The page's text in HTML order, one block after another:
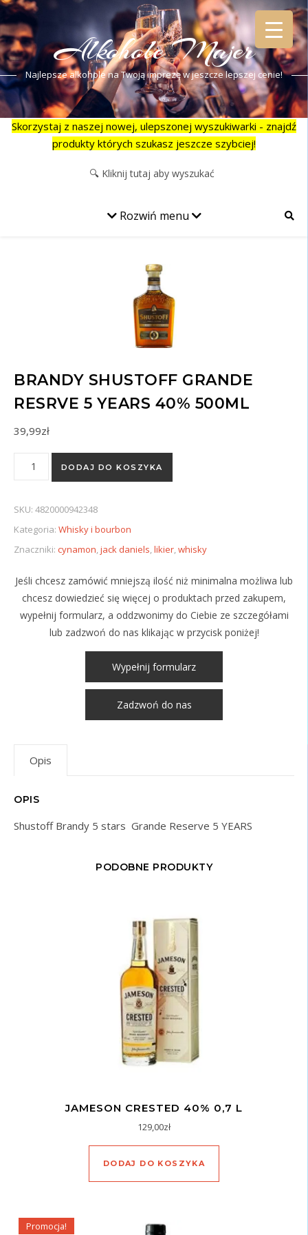
Alkohole Majer
Najlepsze alkohole na Twoją imprezę w jeszcze lepszej cenie!
Skorzystaj z naszej nowej, ulepszonej wyszukiwarki - znajdź
produkty których szukasz jeszcze szybciej!
Rozwiń menu
BRANDY SHUSTOFF GRANDE
RESRVE 5 YEARS 40% 500ML
39,99zł
ilość Brandy SHUSTOFF GRANDE RESRVE 5 years 40% 500ml
DODAJ DO KOSZYKA
SKU: 4820000942348
Kategoria: Whisky i bourbon
Znaczniki: cynamon,jack daniels,likier,whisky
Jeśli chcesz zamówić mniejszą ilość niż minimalna możliwa lub
chcesz dowiedzieć się więcej o produktach przed zakupem,
wypełnij formularz, a oddzwonimy do Ciebie ze szczegółami
lub zadzwoń do nas klikając w przycisk poniżej!
Wypełnij formularz
Zadzwoń do nas
Opis
OPIS
Shustoff Brandy 5 stars Grande Reserve 5 YEARS
PODOBNE PRODUKTY
JAMESON CRESTED 40% 0,7 L
129,00zł
DODAJ DO KOSZYKA
Promocja!